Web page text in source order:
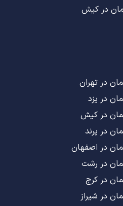
در کیش
در تهران
در یزد
در کیش
در پرند
در اصفهان
در رشت
در کرج
در شیراز